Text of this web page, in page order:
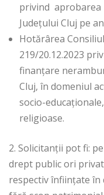
privind
Județului Cluj pe
Hotărârea
219/20.12.2023
finanțare
Cluj, în domeniul
socio-
religioase.
2. Solicitanții pot fi:
drept public ori
respectiv înființate